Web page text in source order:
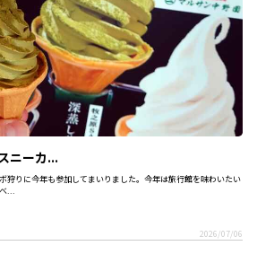
ニーカ...
狩りに今年も参加してまいりました。今年は旅行館を味わいたい
...
2026/07/06